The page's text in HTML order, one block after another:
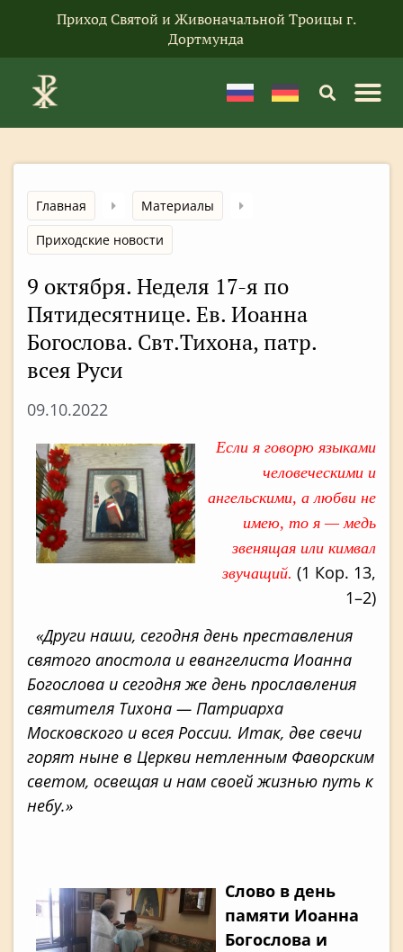
Приход Святой и Живоначальной Троицы г.
Дортмунда
Главная
Материалы
Приходские новости
9 октября. Неделя 17-я по
Пятидесятнице. Ев. Иоанна
Богослова. Свт.Тихона, патр.
всея Руси
09.10.2022
Если я говорю языками
человечес­кими и
ангельскими, а любви не
имею, то я — медь
звенящая или кимвал
звучащий. (1 Кор. 13,
1–2)
«Други наши, сегодня день преставле­ния
святого апостола и евангелиста Иоан­на
Богослова и сегодня же день прослав­ления
святителя Тихона — Патриарха
Московского и всея России. Итак, две свечи
горят ныне в Церкви нетленным Фаворским
светом, освещая и нам своей жизнью путь к
небу.»
Слово в день
памяти Иоанна
Богослова и